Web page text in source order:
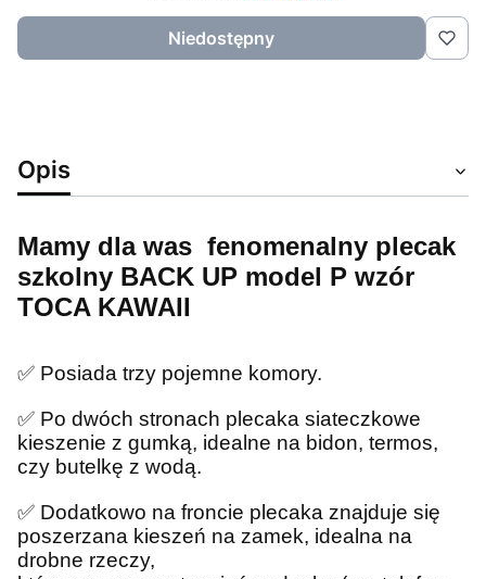
Niedostępny
Opis
Mamy dla was fenomenalny plecak
szkolny BACK UP model P wzór
TOCA KAWAII
✅ Posiada trzy pojemne komory.
✅ Po dwóch stronach plecaka siateczkowe
kieszenie z gumką, idealne na bidon, termos,
czy butelkę z wodą.
✅ Dodatkowo na froncie plecaka znajduje się
poszerzana kieszeń na zamek, idealna na
drobne rzeczy,